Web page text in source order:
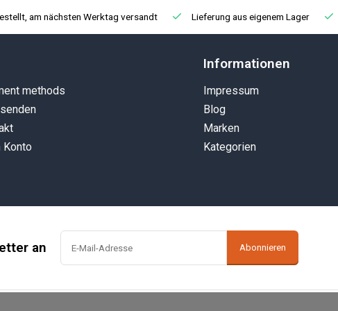
am nächsten Werktag versandt Lieferung aus eigenem Lager
methods
Konto
Informationen
Impressum
Blog
Marken
Kategorien
an Abonnieren